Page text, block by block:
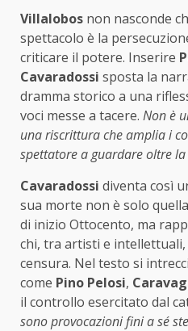
Villalobos non nasconde
spettacolo è la
criticare il potere. Inserire
Cavaradossi sposta la
dramma storico a una
voci messe a tacere. Non è
una riscrittura che amplia i
spettatore a guardare oltre
Cavaradossi diventa così
sua morte non è solo
di inizio Ottocento, ma
chi, tra artisti e
censura. Nel testo si
come Pino Pelosi,
il controllo esercitato dal
sono provocazioni fini a sé